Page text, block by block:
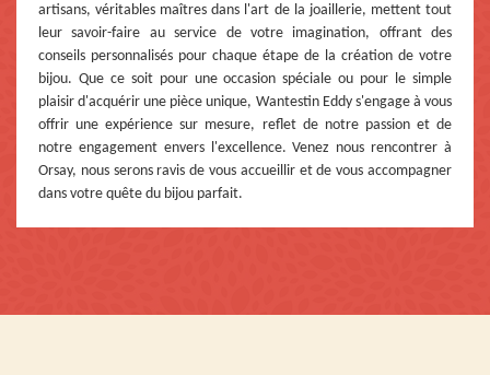
artisans, véritables maîtres dans l'art de la joaillerie, mettent tout
leur savoir-faire au service de votre imagination, offrant des
conseils personnalisés pour chaque étape de la création de votre
bijou. Que ce soit pour une occasion spéciale ou pour le simple
plaisir d'acquérir une pièce unique, Wantestin Eddy s'engage à vous
offrir une expérience sur mesure, reflet de notre passion et de
notre engagement envers l'excellence. Venez nous rencontrer à
Orsay, nous serons ravis de vous accueillir et de vous accompagner
dans votre quête du bijou parfait.